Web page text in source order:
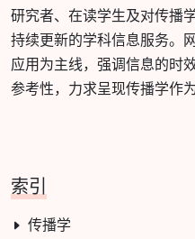
研究者、在读学生及对传播
持续更新的学科信息服务。
应用为主线，强调信息的时
参考性，力求呈现传播学作
索引
传播学